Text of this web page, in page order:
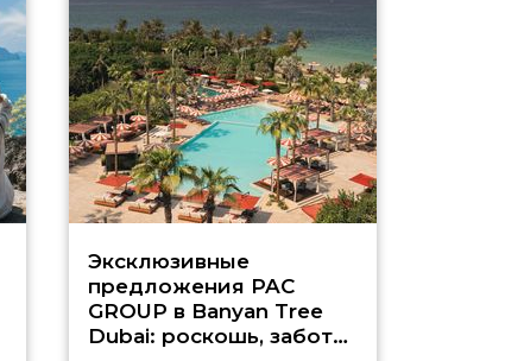
Эксклюзивные
предложения PAC
GROUP в Banyan Tree
Dubai: роскошь, забота